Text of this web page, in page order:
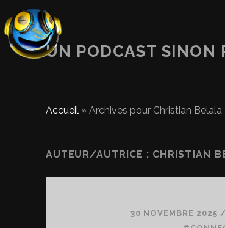
UN PODCAST SINON
Accueil» Archives pour Christian Belala
AUTEUR/AUTRICE : CHRISTIAN
30 NOVEMBRE 2025 /